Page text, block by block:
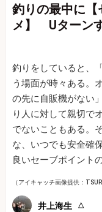
釣りの最中に【
メ】 Uターン
釣りをしていると、
う場面が時々ある。
の先に自販機がない
り人に対して親切で
でないこともある。
な、いつでも安全確
良いセーブポイント
（アイキャッチ画像提供：
井上海生